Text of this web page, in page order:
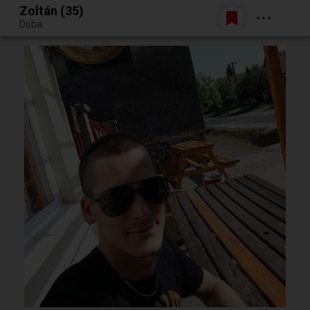
Egy jó randiból bármi lehet.
Belépés
Zoltán (35)
Doba